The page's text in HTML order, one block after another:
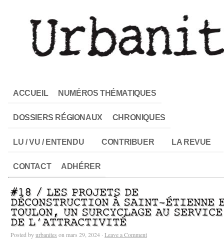
ACCUEIL NUMÉROS THÉMATIQUES
DOSSIERS RÉGIONAUX CHRONIQUES
LU / VU / ENTENDU CONTRIBUER LA REVUE
CONTACT ADHÉRER
#18 / LES PROJETS DE
DÉCONSTRUCTION À SAINT-ÉTIENNE
TOULON, UN SURCYCLAGE AU SERVICE
DE L’ATTRACTIVITÉ
Posted byurbanites on mars 29, 2024 · Leave a Comment